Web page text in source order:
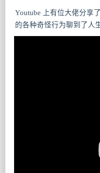
Youtube 上有位大佬分享
的各种奇怪行为聊到了人